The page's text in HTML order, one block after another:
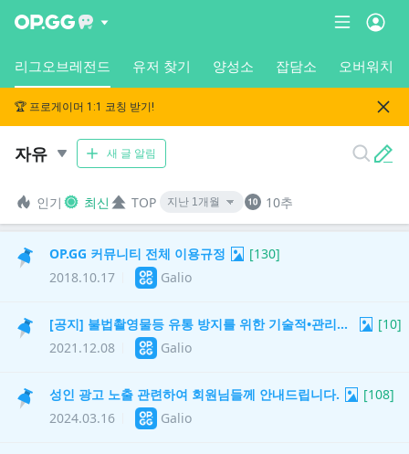
리그오브레전드 유저 찾기 양성소 잡담소 오버워치
🏆 프로게이머 1:1 코칭 받기!
자유 새 글 알림
인기 최신 TOP 10추
OP.GG 커뮤니티 전체 이용규정 [130]
2018.10.17
Galio
[공지] 불법촬영물등 유통 방지를 위한 기술적•관리적 조치 적용 [10]
2021.12.08
Galio
성인 광고 노출 관련하여 회원님들께 안내드립니다. [108]
2024.03.16
Galio